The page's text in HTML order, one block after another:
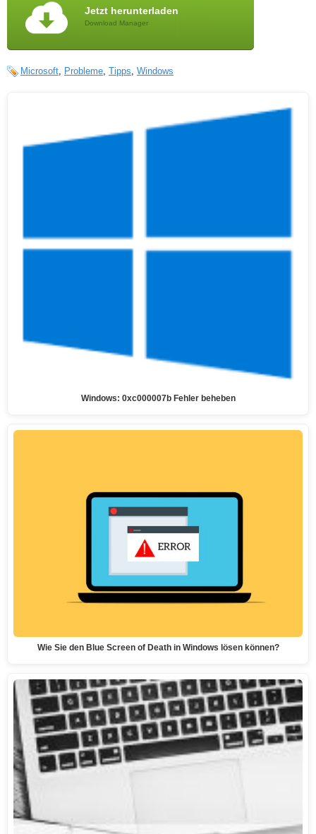
Jetzt herunterladen
Download Manager
Microsoft, Probleme, Tipps, Windows
Windows: 0xc000007b Fehler beheben
Wie Sie den Blue Screen of Death in Windows lösen können?